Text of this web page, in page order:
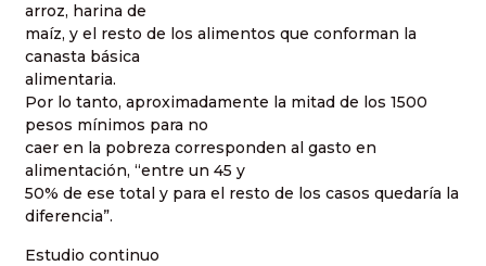
arroz, harina de
maíz, y el resto de los alimentos que conforman la
canasta básica
alimentaria.
Por lo tanto, aproximadamente la mitad de los 1500
pesos mínimos para no
caer en la pobreza corresponden al gasto en
alimentación, “entre un 45 y
50% de ese total y para el resto de los casos quedaría la
diferencia”.
Estudio continuo